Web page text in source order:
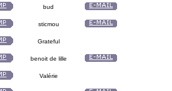
bud
sticmou
Grateful
benoit de lille
Valérie